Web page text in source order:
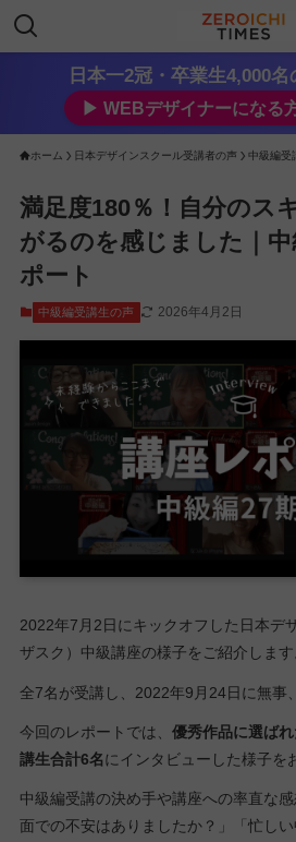
日本一2冠・卒業生4,000
▶︎ WEBデザイナーになる
ホーム 日本デザインスクール受講者の声 中級編受
満足度180％！自分のス
がるのを感じました｜
ポート
中級編受講生の声 2026年4月2日
2022年7月2日にキックオフした日本デ
ザスク）中級講座の様子をご紹介します
全7名が受講し、2022年9月24日に無事
今回のレポートでは、 優秀作品に選ば
講生合計6名にインタビューした様子を
中級編受講の決め手や講座への率直な
面での不安はありましたか？」「忙し